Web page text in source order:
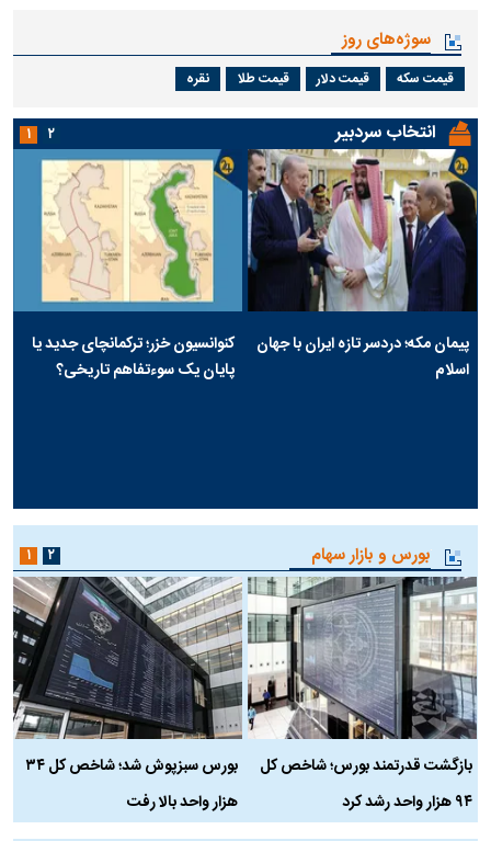
سوژه‌های روز
قیمت سکه قیمت دلار قیمت طلا نقره
انتخاب سردبیر
پیمان مکه؛ دردسر تازه ایران با جهان
اسلام
کنوانسیون خزر؛ ترکمانچای جدید یا
پایان یک سوءتفاهم تاریخی؟
۱ ۲
بورس و بازار سهام
بازگشت قدرتمند بورس؛ شاخص کل
۹۴ هزار واحد رشد کرد
بورس سبزپوش شد؛ شاخص کل ۳۴
هزار واحد بالا رفت
۱ ۲